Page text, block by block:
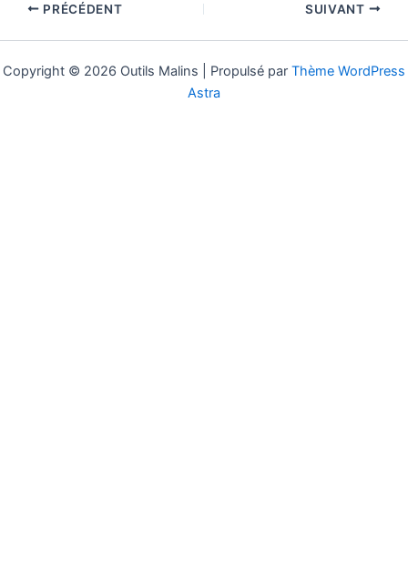
PRÉCÉDENT SUIVANT
Copyright © 2026 Outils Malins | Propulsé par Thème WordPress
Astra